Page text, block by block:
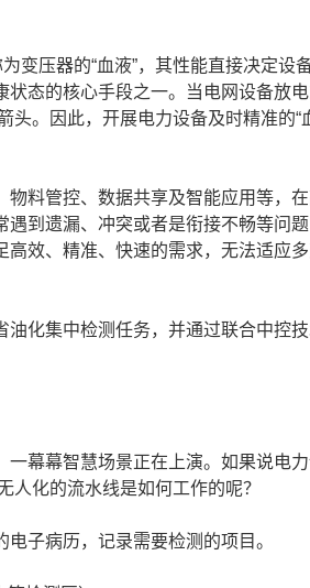
压器的“血液”，其性能直接决定设
态的核心手段之一。当电网设备放
头。因此，开展电力设备及时精准的“
料管控、数据共享及智能应用等，
到遗漏、冲突或者是衔接不畅等问题
效、精准、快速的需求，无法适应
化集中检测任务，并通过联合中控
幕幕智慧场景正在上演。如果说电
人化的流水线是如何工作的呢？
子病历，记录需要检测的项目。